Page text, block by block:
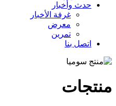
حدث وأخبار
غرفة الأخبار
معرض
تمرين
اتصل بنا
منتجات